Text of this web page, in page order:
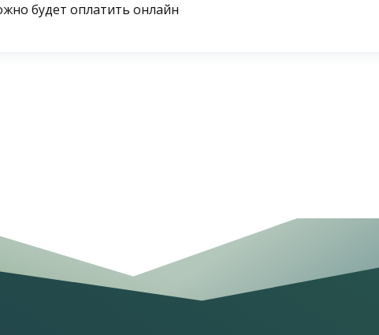
будет оплатить онлайн